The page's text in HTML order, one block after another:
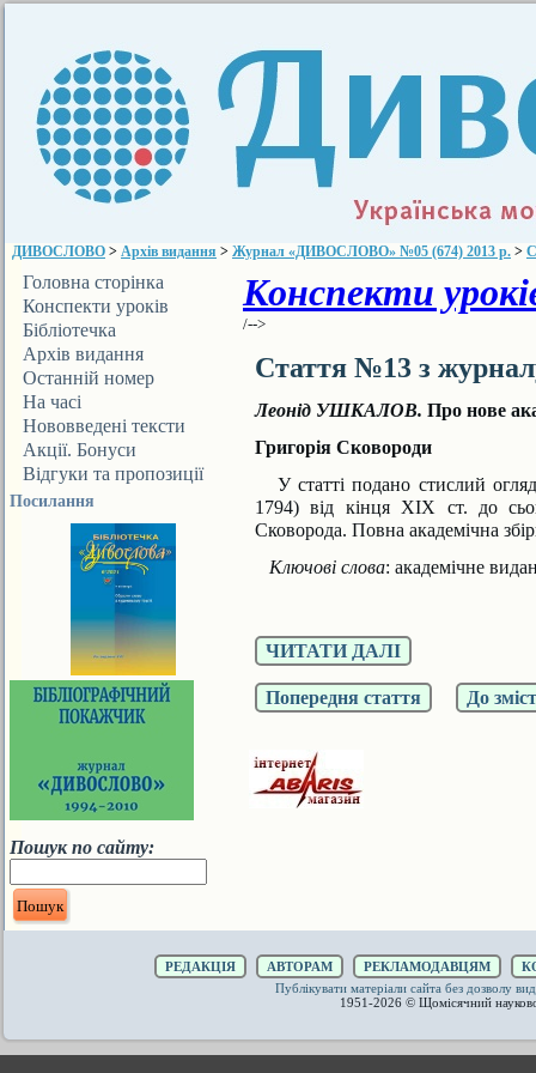
ДИВОСЛОВО > Архів видання > Журнал «ДИВОСЛОВО» №05 (674) 2013 р. >
Головна сторінка
Конспекти уроків
Бібліотечка
ДИВОСЛОВА
Архів видання
Останній номер
На часі
Нововведені тексти
Акції. Бонуси
Відгуки та пропозиції
Посилання
Пошук по сайту:
Конспекти
/-->
Стаття №13 з
Леонід УШКАЛОВ. Про нове
Григорія Сковороди
У статті подано стислий
1794) від кінця ХІХ ст. до
Сковорода. Повна академічна
Ключові слова: академічне
ЧИТАТИ ДАЛІ
Попередня стаття До
РЕДАКЦІЯ АВТОРАМ РЕКЛАМОДАВЦЯМ
Публікувати матеріали сайта без дозволу
1951-2026 © Щомісячний